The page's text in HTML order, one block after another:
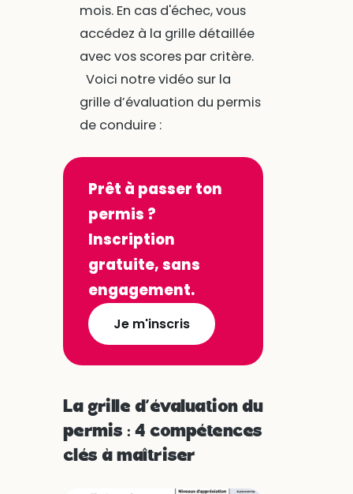
mois. En cas d'échec, vous
accédez à la grille détaillée
avec vos scores par critère.
Voici notre vidéo sur la
grille d’évaluation du permis
de conduire :
Prêt à passer ton
permis ?
Inscription
gratuite, sans
engagement.
Je m'inscris
La grille d’évaluation du
permis : 4 compétences
clés à maîtriser